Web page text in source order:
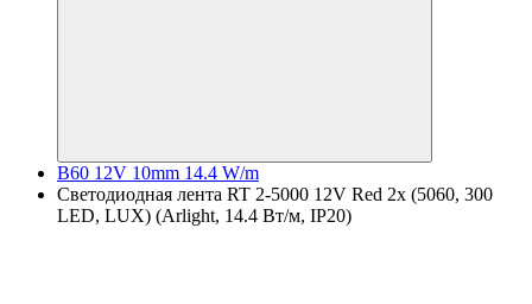
B60 12V 10mm 14.4 W/m
Светодиодная лента RT 2-5000 12V Red 2x (5060, 300
LED, LUX) (Arlight, 14.4 Вт/м, IP20)